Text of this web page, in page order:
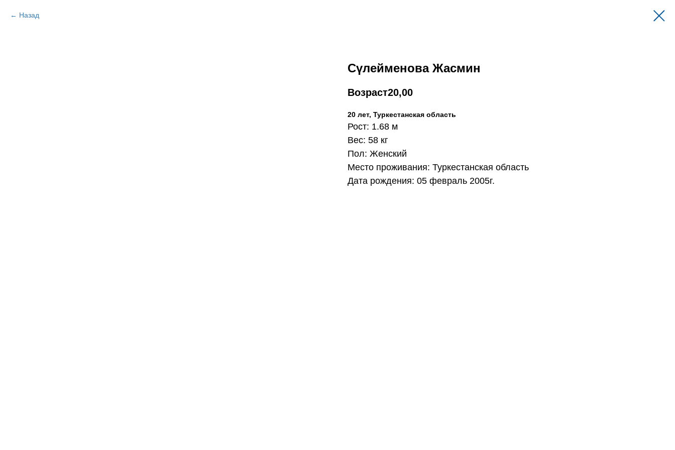
Назад
Сүлейменова Жасмин
Возраст20,00
20 лет, Туркестанская область
Рост: 1.68 м
Вес: 58 кг
Пол: Женский
Место проживания: Туркестанская область
Дата рождения: 05 февраль 2005г.